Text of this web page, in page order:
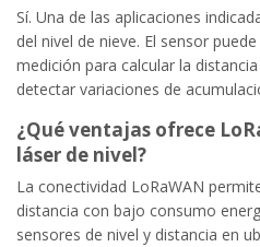
Sí. Una de las aplicaciones
del nivel de nieve. El sensor
medición para calcular la
detectar variaciones de
¿Qué ventajas ofrece
láser de nivel?
La conectividad LoRaWAN
distancia con bajo consumo
sensores de nivel y distancia en